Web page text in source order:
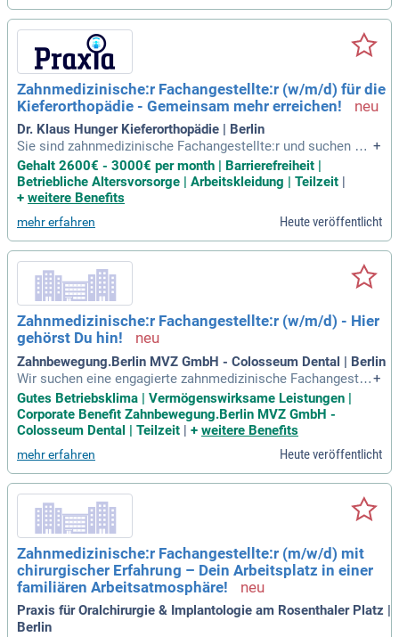
Zahnmedizinische:r Fachangestellte:r (w/m/d) für die
Kieferorthopädie - Gemeinsam mehr erreichen!
Dr. Klaus Hunger Kieferorthopädie | Berlin
Sie sind zahnmedizinische Fachangestellte:r und suchen ein
e neue Herausforderung? In einer herzlichen Praxis in zentra
ler Lage in Berlin bieten wir Ihnen eine Vollzeitstelle mit 36,
75 Stunden pro Woche und 7 Wochen Praxisurlaub im Jahr.
n freitags sowie einen Zuschuss zum BVG Ticket. Ihre Aufg
aben umfassen administrative Tätigkeiten wie Terminverein
barungen und den Empfang von Patient:innen. Wir legen gro
ßen Wert auf eine empathische und patient:innenorientierte
Arbeitsweise und bieten eine betriebliche Altersvorsorge. K
ommen Sie zu uns, wir freuen uns auf Ihre Bewerbung!
+
Gehalt 2600€ - 3000€ per month | Barrierefreiheit |
Betriebliche Altersvorsorge | Arbeitskleidung | Teilzeit
+ weitere Benefits
mehr erfahren Heute veröffentlicht
Zahnmedizinische:r Fachangestellte:r (w/m/d) - Hier
gehörst Du hin!
Zahnbewegung.Berlin MVZ GmbH - Colosseum Dental | Berlin
Wir suchen eine engagierte zahnmedizinische Fachangestell
te, die Freude am Umgang mit Menschen hat. Du bringst her
vorragende Kommunikations- und Teamfähigkeiten mit und
arbeitest empathisch sowie patientenorientiert. Bei uns pro
mögenswirksamen Leistungen und Corporate Benefits. Uns
ere regelmäßigen Fort- und Weiterbildungen ermöglichen dir
eine kontinuierliche persönliche Entwicklung. Zusätzlich er
warten dich tolle Teamausflüge, eine Weihnachtsfeier sowie
ein Sommerfest. Die Praxis ist gut mit öffentlichen Verkehr
smitteln erreichbar und stellt teilweise Praxiskleidung zur V
erfügung.
+
Gutes Betriebsklima | Vermögenswirksame Leistungen |
Corporate Benefit Zahnbewegung.Berlin MVZ GmbH -
Colosseum Dental | Teilzeit | + weitere Benefits
mehr erfahren Heute veröffentlicht
Zahnmedizinische:r Fachangestellte:r (m/w/d) mit
chirurgischer Erfahrung – Dein Arbeitsplatz in einer
familiären Arbeitsatmosphäre!
Praxis für Oralchirurgie & Implantologie am Rosenthaler Platz |
Berlin